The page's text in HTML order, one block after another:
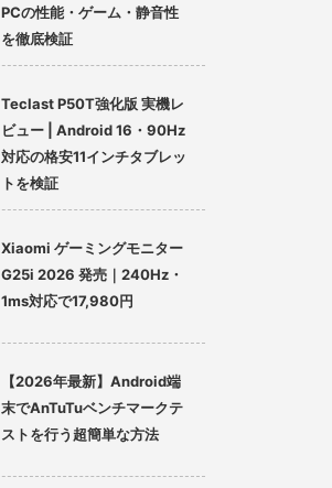
PCの性能・ゲーム・静音性
を徹底検証
Teclast P50T強化版 実機レ
ビュー | Android 16・90Hz
対応の格安11インチタブレッ
トを検証
Xiaomi ゲーミングモニター
G25i 2026 発売｜240Hz・
1ms対応で17,980円
【2026年最新】Android端
末でAnTuTuベンチマークテ
ストを行う超簡単な方法